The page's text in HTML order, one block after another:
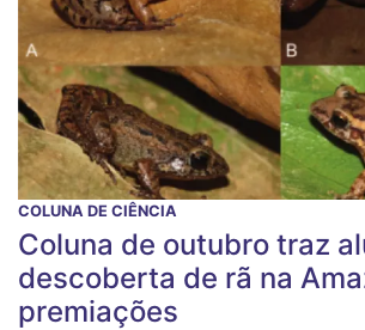
COLUNA DE CIÊNCIA
Coluna de outubro traz
descoberta de rã na
premiações